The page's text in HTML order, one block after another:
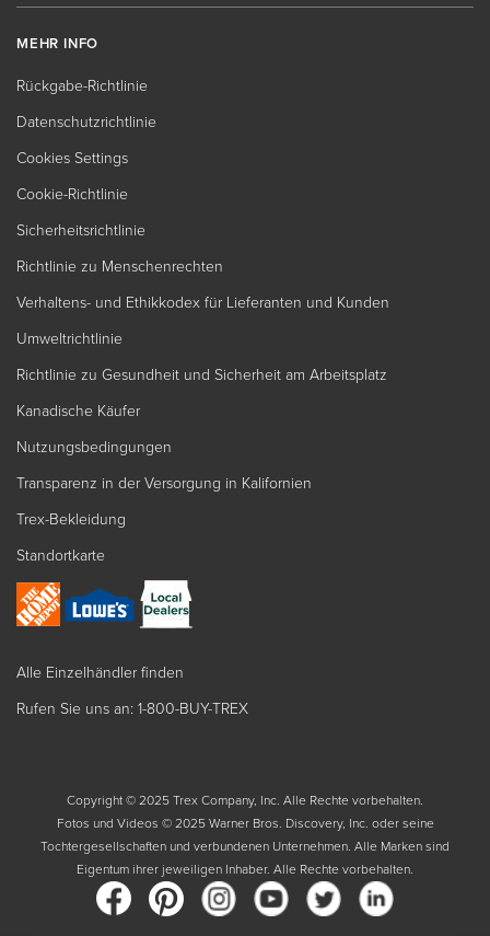
MEHR INFO
Rückgabe-Richtlinie
Datenschutzrichtlinie
Cookies Settings
Cookie-Richtlinie
Sicherheitsrichtlinie
Richtlinie zu Menschenrechten
Verhaltens- und Ethikkodex für Lieferanten und Kunden
Umweltrichtlinie
Richtlinie zu Gesundheit und Sicherheit am Arbeitsplatz
Kanadische Käufer
Nutzungsbedingungen
Transparenz in der Versorgung in Kalifornien
Trex-Bekleidung
Standortkarte
Alle Einzelhändler finden
Rufen Sie uns an: 1-800-BUY-TREX
Copyright © 2025 Trex Company, Inc. Alle Rechte vorbehalten.
Fotos und Videos © 2025 Warner Bros. Discovery, Inc. oder seine
Tochtergesellschaften und verbundenen Unternehmen. Alle Marken sind
Eigentum ihrer jeweiligen Inhaber. Alle Rechte vorbehalten.